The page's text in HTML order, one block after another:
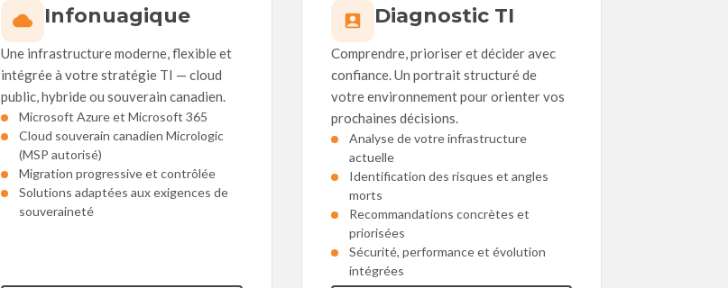
Infonuagique
Une infrastructure moderne, flexible et
intégrée à votre stratégie TI — cloud
public, hybride ou souverain canadien.
Microsoft Azure et Microsoft 365
Cloud souverain canadien Micrologic
(MSP autorisé)
Migration progressive et contrôlée
Solutions adaptées aux exigences de
souveraineté
Diagnostic TI
Comprendre, prioriser et décider avec
confiance. Un portrait structuré de
votre environnement pour orienter vos
prochaines décisions.
Analyse de votre infrastructure
actuelle
Identification des risques et angles
morts
Recommandations concrètes et
priorisées
Sécurité, performance et évolution
intégrées